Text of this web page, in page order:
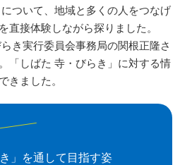
ついて、地域と多くの人をつなげ
直接体験しながら探りました。
き実行委員会事務局の関根正隆さ
「しばた 寺・びらき」に対する情
きました。
」を通して目指す姿